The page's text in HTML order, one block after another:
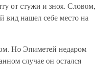
от стужи и зноя. Словом,
вид нашел себе место на
Но Эпиметей недаром
случае он остался